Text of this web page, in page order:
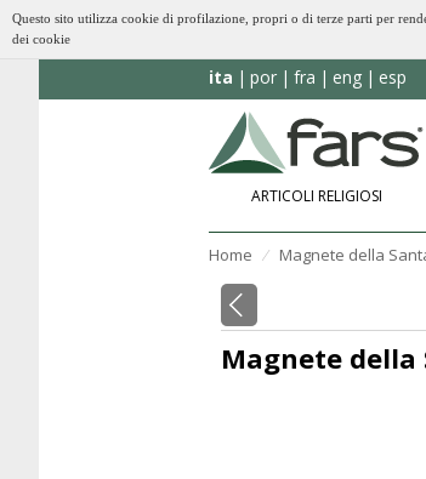
Questo sito utilizza cookie di profilazione, propri o di terze parti per
dei cookie
ita por fra eng esp
ARTICOLI RELIGIOSI
Home ⁄ Magnete della
Magnete